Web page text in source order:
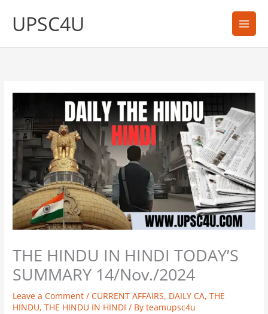
UPSC4U
THE HINDU IN HINDI TODAY’S
SUMMARY 14/Nov./2024
Leave a Comment /CURRENT AFFAIRS, DAILY CA,THE
HINDU,THE HINDU IN HINDI / Byteamupsc4u